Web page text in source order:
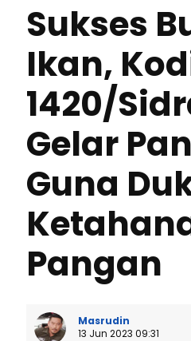
Sukses
Ikan,
1420/
Gelar
Guna
Pangan
Masrudin
13 Jun 2023 09:31